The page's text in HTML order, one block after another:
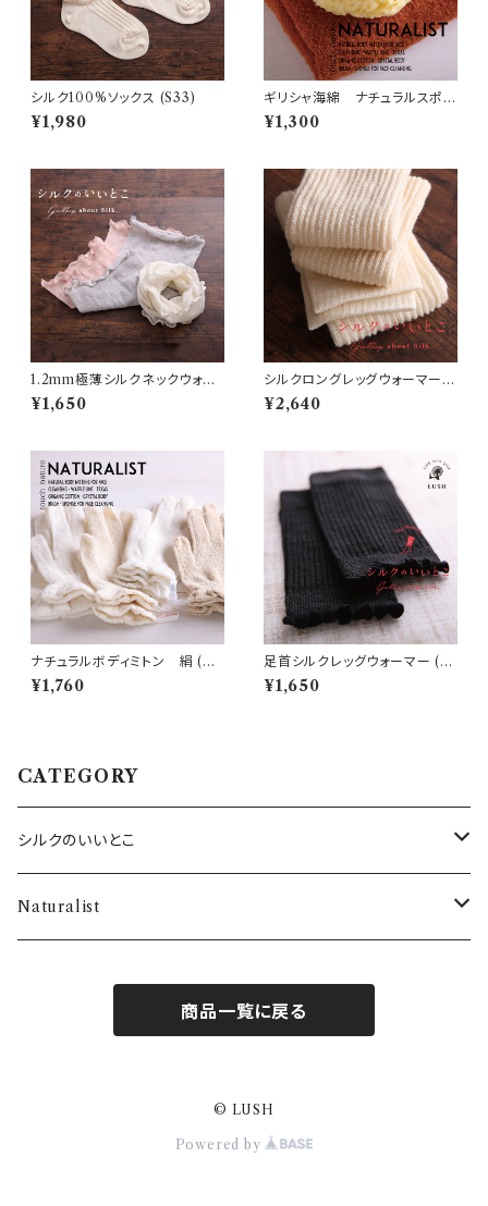
シルク100%ソックス (S33)
¥1,980
ギリシャ海綿 ナチュラルスポン
ジ・Sサイズ (N13)
¥1,300
1.2mm極薄シルクネックウォー
マー（S8/S9/S10/S11）
¥1,650
シルクロングレッグウォーマー
(S27)
¥2,640
ナチュラルボディミトン 絹 (N
6)
¥1,760
足首シルクレッグウォーマー (S2
6)
¥1,650
CATEGORY
シルクのいいとこ
・SILKシャツ
Naturalist
商品一覧に戻る
© LUSH
Powered by